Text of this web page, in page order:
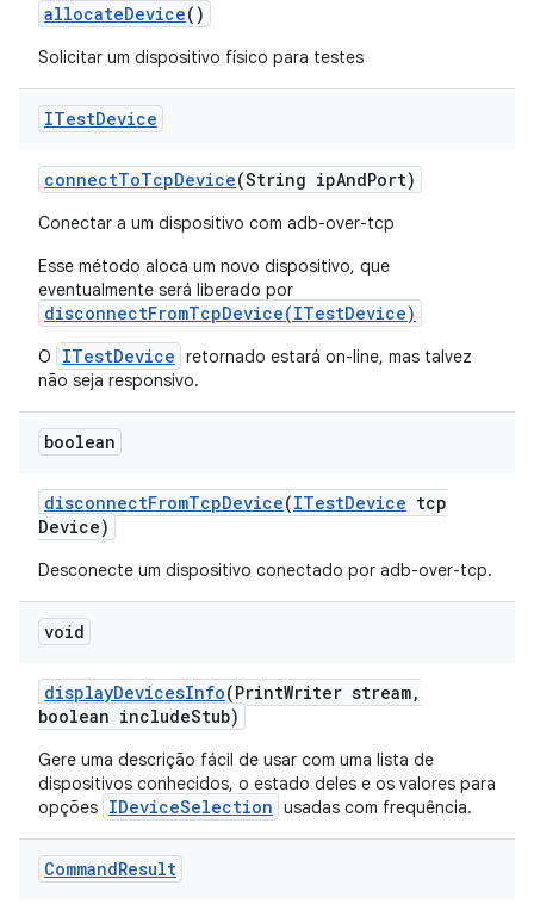
allocateDevice()
Solicitar um dispositivo físico para testes
ITestDevice
connectToTcpDevice(String ipAndPort)
Conectar a um dispositivo com adb-over-tcp
Esse método aloca um novo dispositivo, que
eventualmente será liberado por
disconnectFromTcpDevice(ITestDevice)
O ITestDevice retornado estará on-line, mas talvez
não seja responsivo.
boolean
disconnectFromTcpDevice(ITestDevice tcp
Device)
Desconecte um dispositivo conectado por adb-over-tcp.
void
displayDevicesInfo(PrintWriter stream,
boolean includeStub)
Gere uma descrição fácil de usar com uma lista de
dispositivos conhecidos, o estado deles e os valores para
opções IDeviceSelection usadas com frequência.
CommandResult